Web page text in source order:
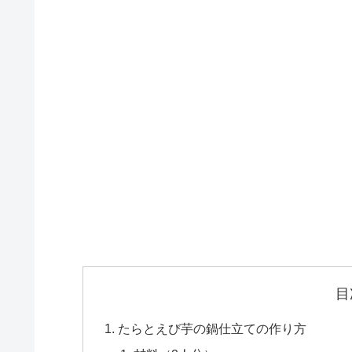
たらとえび芋の鍋仕立ての作り方